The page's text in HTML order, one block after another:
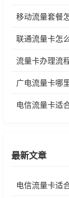
移动流量套餐
联通流量卡怎
流量卡办理流
广电流量卡哪
电信流量卡适
最新文章
电信流量卡适